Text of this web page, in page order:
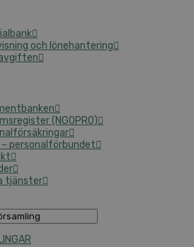
och lönehantering
(NGOPRO)
– personalförbundet
tjänster